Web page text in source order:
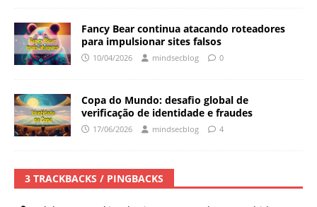
Fancy Bear continua atacando roteadores
para impulsionar sites falsos
10/04/2026 mindsecblog 0
Copa do Mundo: desafio global de
verificação de identidade e fraudes
17/06/2026 mindsecblog 4
3 TRACKBACKS / PINGBACKS